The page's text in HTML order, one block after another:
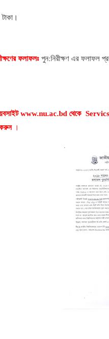
ফলাফলঃ পুন:নিরীক্ষণ এর ফলাফল
ওয়েবসাইট www.nu.ac.bd থেকে
।